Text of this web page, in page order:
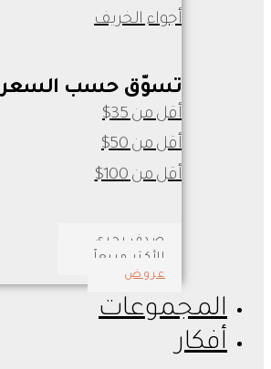
أجواء الخريف
تسوّق حسب السعر
أقل من 35$
أقل من 50$
أقل من 100$
صدف بحري
الأكثر مبيعاً
عروض
المجموعات
أفكار